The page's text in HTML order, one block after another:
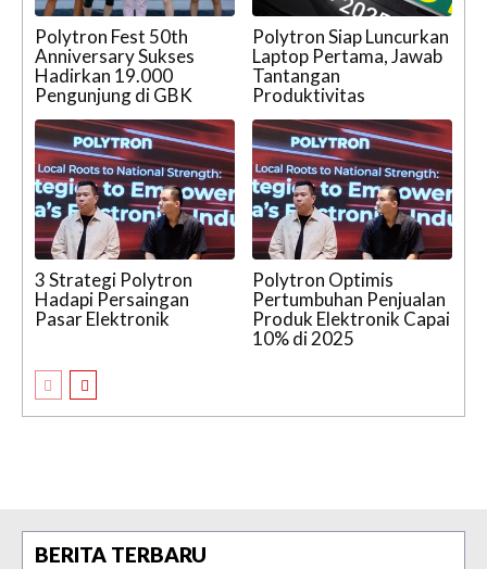
Polytron Fest 50th
Anniversary Sukses
Hadirkan 19.000
Pengunjung di GBK
Polytron Siap Luncurkan
Laptop Pertama, Jawab
Tantangan
Produktivitas
3 Strategi Polytron
Hadapi Persaingan
Pasar Elektronik
Polytron Optimis
Pertumbuhan Penjualan
Produk Elektronik Capai
10% di 2025
BERITA TERBARU